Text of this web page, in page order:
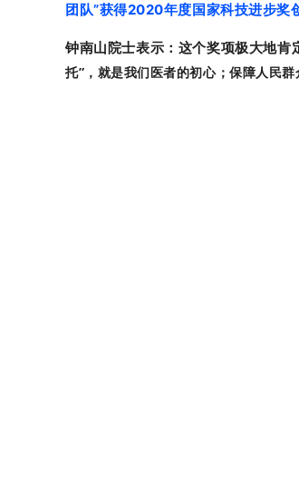
团队”获得2020年度国家科技进步奖
钟南山院士表示：这个奖项极大地肯
托”，就是我们医者的初心；保障人民